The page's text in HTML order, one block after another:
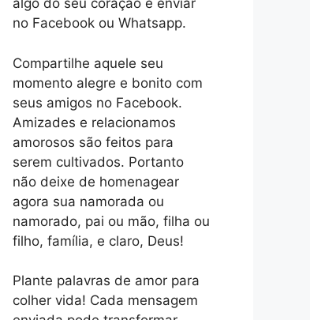
algo do seu coração e enviar
no Facebook ou Whatsapp.
Compartilhe aquele seu
momento alegre e bonito com
seus amigos no Facebook.
Amizades e relacionamos
amorosos são feitos para
serem cultivados. Portanto
não deixe de homenagear
agora sua namorada ou
namorado, pai ou mão, filha ou
filho, família, e claro, Deus!
Plante palavras de amor para
colher vida! Cada mensagem